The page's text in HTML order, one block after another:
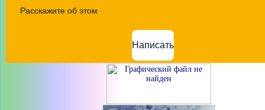
Расскажите об этом
Написать